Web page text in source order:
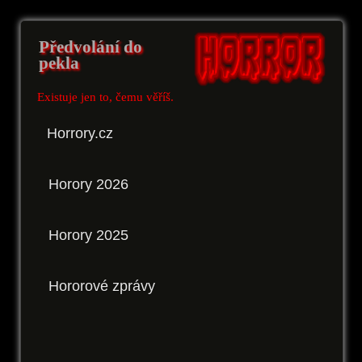
Předvolání do
pekla
Existuje jen to, čemu věříš.
Horrory.cz
Horory 2026
Horory 2025
Hororové zprávy